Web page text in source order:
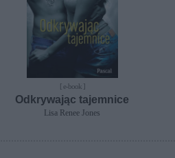
[ e-book ]
Odkrywając tajemnice
Lisa Renee Jones